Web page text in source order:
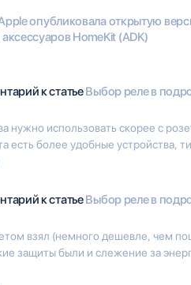
опубликовала открытую
HomeKit (ADK)
к статьеВыбор реле в
нужно использовать скорее с
есть более удобные устройства,
к статьеВыбор реле в
взял (немного дешевле, чем
защиты были и слежение за